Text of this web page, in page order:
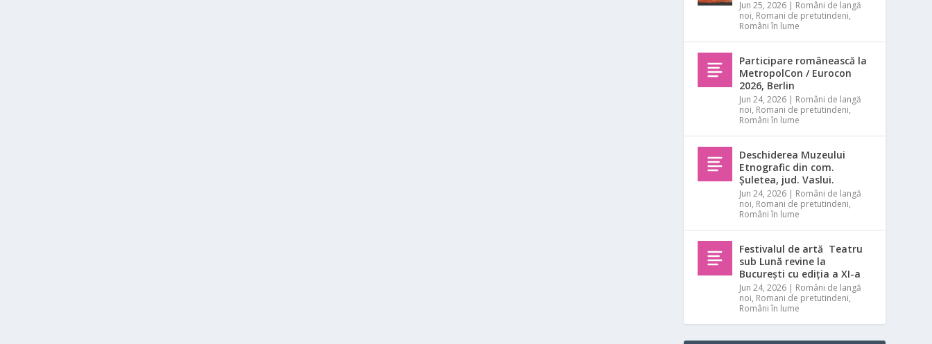
Jun 25, 2026 | Români de langă
noi, Romani de pretutindeni,
Români în lume
Participare românească la
MetropolCon / Eurocon
2026, Berlin
Jun 24, 2026 | Români de langă
noi, Romani de pretutindeni,
Români în lume
Deschiderea Muzeului
Etnografic din com.
Șuletea, jud. Vaslui.
Jun 24, 2026 | Români de langă
noi, Romani de pretutindeni,
Români în lume
Festivalul de artă Teatru
sub Lună revine la
București cu ediția a XI-a
Jun 24, 2026 | Români de langă
noi, Romani de pretutindeni,
Români în lume